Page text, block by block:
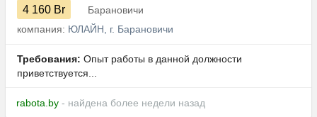
4 160 Br
Барановичи
компания: ЮЛАЙН, г. Барановичи
Требования: Опыт работы в данной должности
приветствуется...
rabota.by - найдена более недели назад